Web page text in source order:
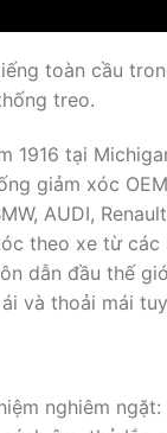
toàn cầu
treo.
1916 tại
giảm xóc
AUDI,
theo xe từ
dẫn đầu thế
và thoải mái
nghiêm